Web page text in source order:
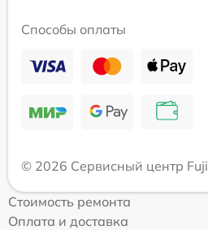
Способы оплаты
© 2026 Сервисный центр
Стоимость ремонта
Оплата и доставка